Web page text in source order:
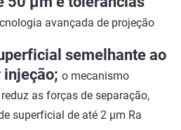
avançada de projeção
semelhante ao
injeção; o mecanismo
as forças de separação,
superficial de até 2 µm Ra